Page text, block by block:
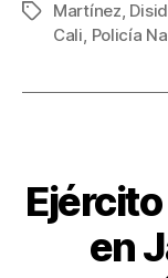
e
o
er
Etiquetas
Martínez,
Cali, Policía
en